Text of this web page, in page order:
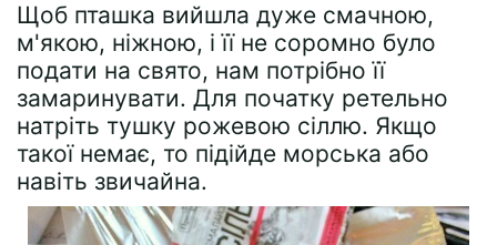
Щоб пташка вийшла дуже смачною,
м'якою, ніжною, і її не соромно було
подати на свято, нам потрібно її
замаринувати. Для початку ретельно
натріть тушку рожевою сіллю. Якщо
такої немає, то підійде морська або
навіть звичайна.